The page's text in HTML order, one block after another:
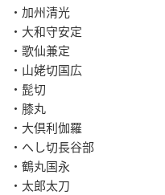
・加州清光
・大和守安定
・歌仙兼定
・山姥切国広
・髭切
・膝丸
・大倶利伽羅
・へし切長谷部
・鶴丸国永
・太郎太刀